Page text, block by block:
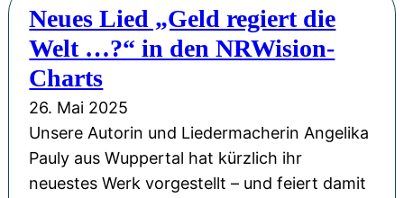
a
n
i
V
o
l
k
t
z
Neues Lied „Geld regiert die
Welt …?“ in den NRWision-
Charts
26. Mai 2025
Unsere Autorin und Liedermacherin Angelika
Pauly aus Wuppertal hat kürzlich ihr
neuestes Werk vorgestellt – und feiert damit